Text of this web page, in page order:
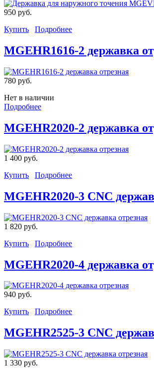
950 руб.
Купить
Подробнее
MGEHR1616-2 державка
780 руб.
Нет в наличии
Подробнее
MGEHR2020-2 державка
1 400 руб.
Купить
Подробнее
MGEHR2020-3 CNC
1 820 руб.
Купить
Подробнее
MGEHR2020-4 державка
940 руб.
Купить
Подробнее
MGEHR2525-3 CNC
1 330 руб.